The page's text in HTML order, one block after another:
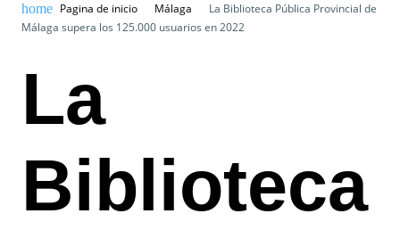
Pagina de inicio Málaga
La Biblioteca Pública Provincial de
Málaga supera los 125.000 usuarios en 2022
La
Biblioteca